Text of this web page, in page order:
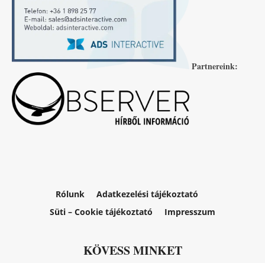
Partnereink:
Rólunk
Adatkezelési tájékoztató
Süti – Cookie tájékoztató
Impresszum
KÖVESS MINKET